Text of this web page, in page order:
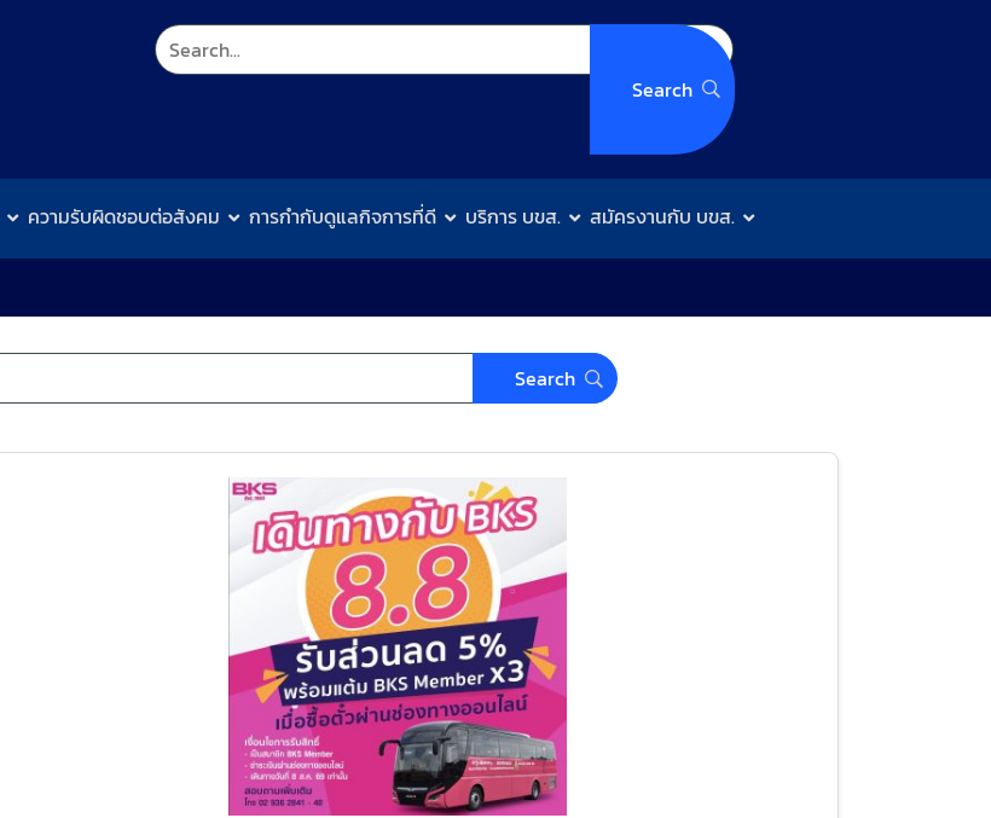
ความรับผิดชอบต่อสังคม การกำกับดูแลกิจการที่ดี บริการ บขส. สมัครงานกับ บขส.